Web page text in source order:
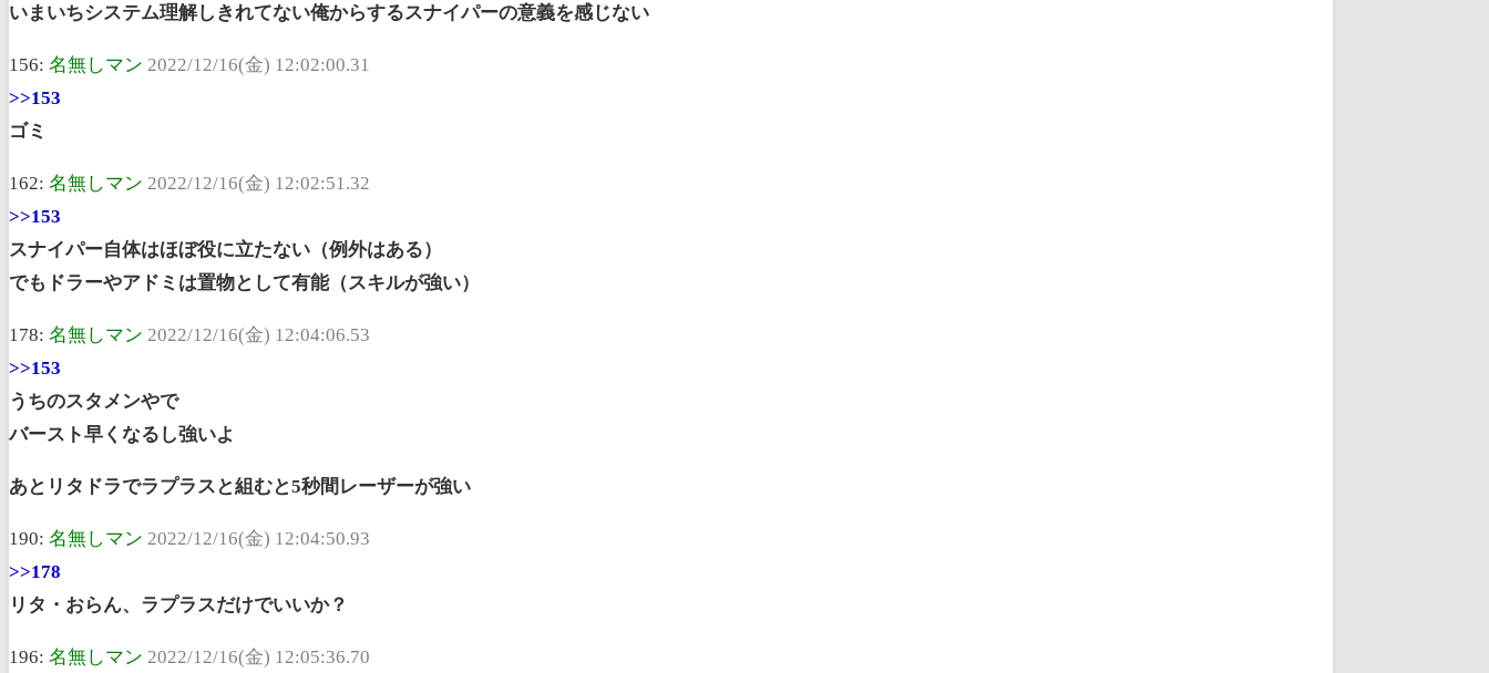
いまいちシステム理解しきれてない俺からするスナイパーの意義を感じない
156: 名無しマン 2022/12/16(金) 12:02:00.31
>>153
ゴミ
162: 名無しマン 2022/12/16(金) 12:02:51.32
>>153
スナイパー自体はほぼ役に立たない（例外はある）
でもドラーやアドミは置物として有能（スキルが強い）
178: 名無しマン 2022/12/16(金) 12:04:06.53
>>153
うちのスタメンやで
バースト早くなるし強いよ
あとリタドラでラプラスと組むと5秒間レーザーが強い
190: 名無しマン 2022/12/16(金) 12:04:50.93
>>178
リタ・おらん、ラプラスだけでいいか？
196: 名無しマン 2022/12/16(金) 12:05:36.70